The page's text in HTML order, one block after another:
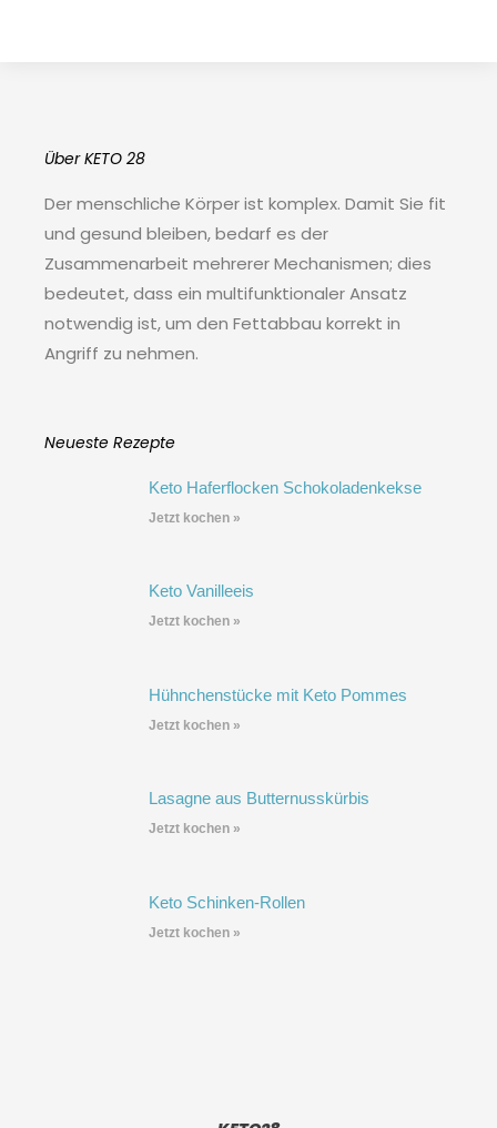
Über KETO 28
Der menschliche Körper ist komplex. Damit Sie fit
und gesund bleiben, bedarf es der
Zusammenarbeit mehrerer Mechanismen; dies
bedeutet, dass ein multifunktionaler Ansatz
notwendig ist, um den Fettabbau korrekt in
Angriff zu nehmen.
Neueste Rezepte
Keto Haferflocken Schokoladenkekse
Jetzt kochen »
Keto Vanilleeis
Jetzt kochen »
Hühnchenstücke mit Keto Pommes
Jetzt kochen »
Lasagne aus Butternusskürbis
Jetzt kochen »
Keto Schinken-Rollen
Jetzt kochen »